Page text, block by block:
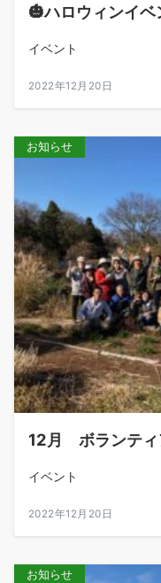
🎃ハロウィンイベ
イベント
2022年12月20日
お知らせ
12月 ボランティ
イベント
2022年12月20日
お知らせ